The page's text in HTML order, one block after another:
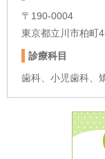
〒190-0004
東京都立川市柏町
診療科目
歯科、小児歯科、